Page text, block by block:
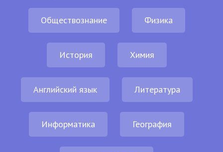
Обществознание Физика
История Химия
Английский язык Литература
Информатика География